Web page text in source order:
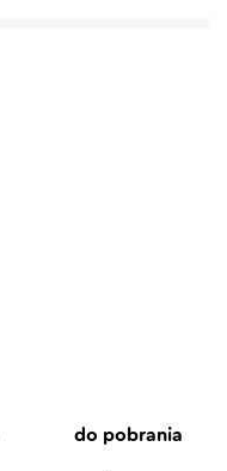
do pobrania